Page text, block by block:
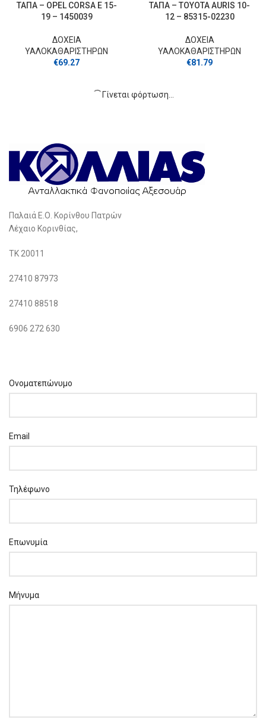
ΤΑΠΑ – OPEL CORSA E 15-
19 – 1450039
ΔΟΧΕΙΑ
ΥΑΛΟΚΑΘΑΡΙΣΤΗΡΩΝ
€69.27
ΤΑΠΑ – TOYOTA AURIS 10-
12 – 85315-02230
ΔΟΧΕΙΑ
ΥΑΛΟΚΑΘΑΡΙΣΤΗΡΩΝ
€81.79
Γίνεται φόρτωση...
Παλαιά Ε.Ο. Κορίνθου Πατρών
Λέχαιο Κορινθίας,
ΤΚ 20011
27410 87973
27410 88518
6906 272 630
Ονοματεπώνυμο
Email
Τηλέφωνο
Επωνυμία
Μήνυμα